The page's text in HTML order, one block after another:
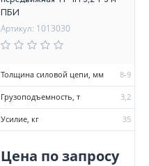
ПБИ
Артикул: 1013030
Толщина силовой цепи, мм 8-9
Грузоподъемность, т 3,2
Усилие, кг 35
Цена по запросу